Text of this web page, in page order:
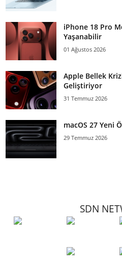
iPhone 18 Pro
Yaşanabilir
01 Ağustos 2026
Apple Bellek
Geliştiriyor
31 Temmuz 2026
macOS 27 Yeni
29 Temmuz 2026
SDN